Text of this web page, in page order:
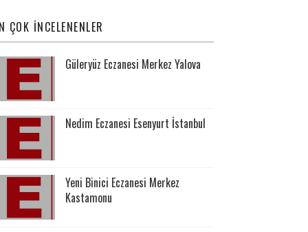
ÇOK İNCELENENLER
Güleryüz Eczanesi Merkez Yalova
Nedim Eczanesi Esenyurt İstanbul
Yeni Binici Eczanesi Merkez
Kastamonu